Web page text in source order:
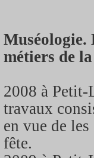
Muséologie.
métiers de
2008 à
travaux
en vue de
fête.